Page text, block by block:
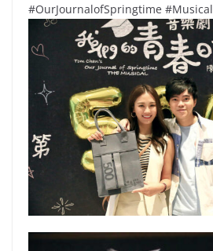
#OurJournalofSpringtime #Musical